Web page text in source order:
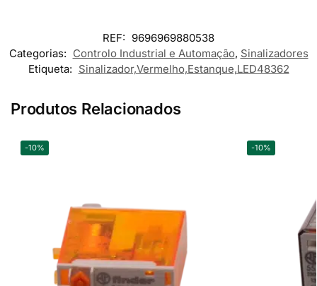
REF: 9696969880538
Categorias: Controlo Industrial e Automação, Sinalizadores
Etiqueta: Sinalizador,Vermelho,Estanque,LED48362
Produtos Relacionados
-10% -10%